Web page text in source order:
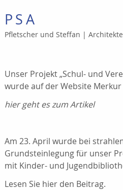
PSA
Pfletscher und Steffan |
Unser Projekt „Schul- und
wurde auf der Website
hier geht es zum Artikel
Am 23. April wurde bei
Grundsteinlegung für unser
mit Kinder- und
Lesen Sie hierden Beitrag.